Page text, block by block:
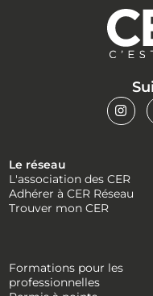
Le réseau
L'association des CER
Adhérer à CER Réseau
Trouver mon CER
Formations pour les
professionnelles